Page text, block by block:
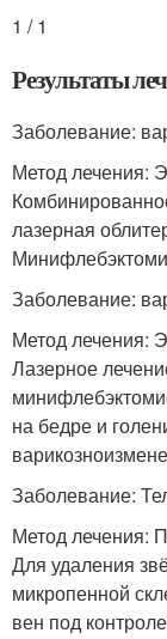
1 / 1
Результаты
Заболевание:
Метод
лазерная
Заболевание:
Метод
Лазерное
на бедре и
Заболевание:
Метод лечения:
Для удаления
микропенной
вен под